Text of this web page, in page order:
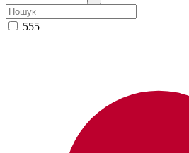
555